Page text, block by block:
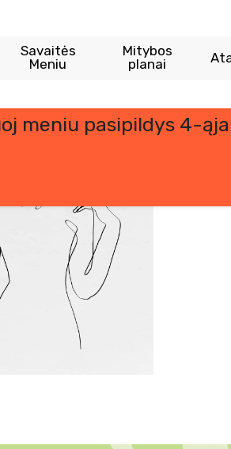
Savaitės
Meniu
Mitybos
planai
meniu pasipildys 4-